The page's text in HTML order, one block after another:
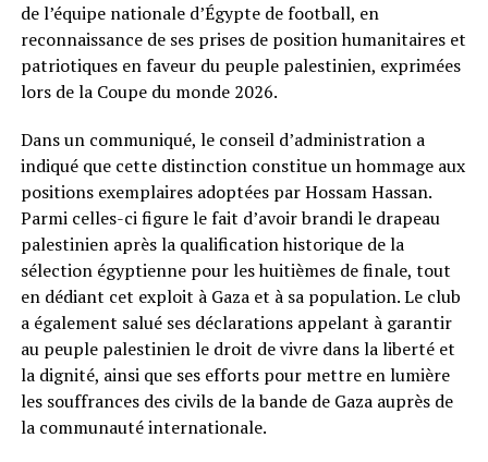
de l’équipe nationale d’Égypte de football, en
reconnaissance de ses prises de position humanitaires et
patriotiques en faveur du peuple palestinien, exprimées
lors de la Coupe du monde 2026.
Dans un communiqué, le conseil d’administration a
indiqué que cette distinction constitue un hommage aux
positions exemplaires adoptées par Hossam Hassan.
Parmi celles-ci figure le fait d’avoir brandi le drapeau
palestinien après la qualification historique de la
sélection égyptienne pour les huitièmes de finale, tout
en dédiant cet exploit à Gaza et à sa population. Le club
a également salué ses déclarations appelant à garantir
au peuple palestinien le droit de vivre dans la liberté et
la dignité, ainsi que ses efforts pour mettre en lumière
les souffrances des civils de la bande de Gaza auprès de
la communauté internationale.